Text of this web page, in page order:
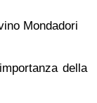
Mondadori
della